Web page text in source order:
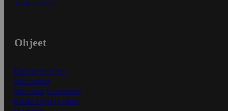
Asiakaspalvelu
Ohjeet
Ensitilaajan ohjeet
Näin maksat
Näin tilaat ja muokkaat
Kaikki ohjeet ja vinkit